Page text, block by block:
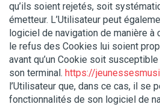
qu’ils soient rejetés, soit
émetteur. L’Utilisateur peut
logiciel de navigation de manière à
le refus des Cookies lui soient
avant qu’un Cookie soit
son terminal. https://
l’Utilisateur que, dans ce cas, il se
fonctionnalités de son logiciel de